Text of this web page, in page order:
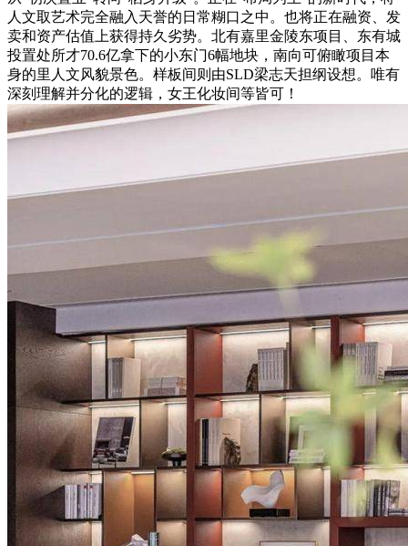
人文取艺术完全融入天誉的日常糊口之中。也将正在融资、发
卖和资产估值上获得持久劣势。北有嘉里金陵东项目、东有城
投置处所才70.6亿拿下的小东门6幅地块，南向可俯瞰项目本
身的里人文风貌景色。样板间则由SLD梁志天担纲设想。唯有
深刻理解并分化的逻辑，女王化妆间等皆可！